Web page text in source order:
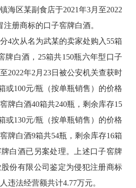
海区某副食店于2021年3月至2022
册商标的口子窖牌白酒。
4次从名为武某的卖家处购入55箱
牌白酒，25箱共150瓶六年型口子
2022年2月23日被公安机关查获时
或100元/瓶（按单瓶销售）的价格
牌白酒40箱共240瓶，剩余库存15
或130元/瓶（按单瓶销售）的价格
牌白酒9箱共54瓶，剩余库存16箱
白酒已另案处理。上述口子窖牌
份有限公司鉴定为侵犯注册商标
违法经营额共计4.77万元。